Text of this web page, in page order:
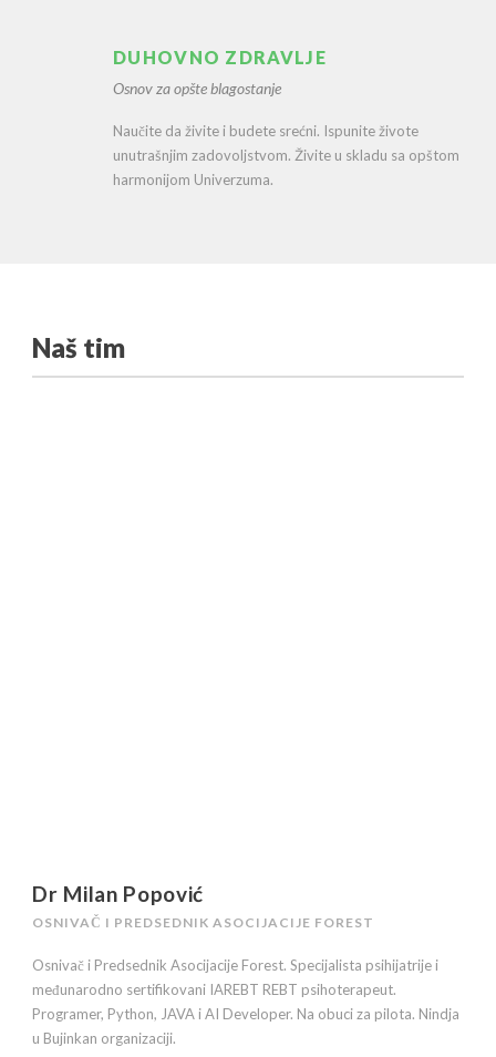
DUHOVNO ZDRAVLJE
Osnov za opšte blagostanje
Naučite da živite i budete srećni. Ispunite živote
unutrašnjim zadovoljstvom. Živite u skladu sa opštom
harmonijom Univerzuma.
Naš tim
Dr Milan Popović
OSNIVAČ I PREDSEDNIK ASOCIJACIJE FOREST
Osnivač i Predsednik Asocijacije Forest. Specijalista psihijatrije i
međunarodno sertifikovani IAREBT REBT psihoterapeut.
Programer, Python, JAVA i AI Developer. Na obuci za pilota. Nindja
u Bujinkan organizaciji.